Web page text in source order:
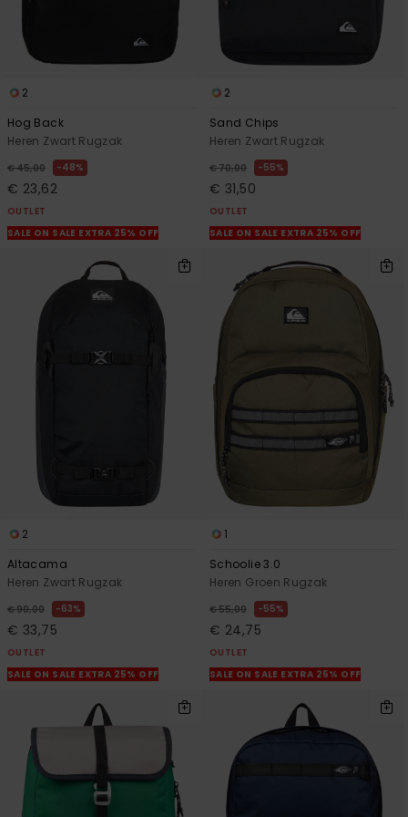
bekijken
2
Hog Back
Heren Zwart Rugzak
€ 45,00 48%
€ 23,62
OUTLET
SALE ON SALE EXTRA 25% OFF
2
Sand Chips
Heren Zwart Rugzak
€ 70,00 55%
€ 31,50
OUTLET
SALE ON SALE EXTRA 25% OFF
2
Altacama
Heren Zwart Rugzak
€ 90,00 63%
€ 33,75
OUTLET
SALE ON SALE EXTRA 25% OFF
1
Schoolie 3.0
Heren Groen Rugzak
€ 55,00 55%
€ 24,75
OUTLET
SALE ON SALE EXTRA 25% OFF